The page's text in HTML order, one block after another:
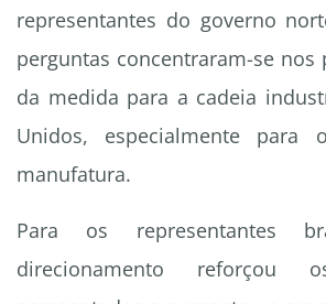
representantes do governo
perguntas concentraram-se nos
da medida para a cadeia
Unidos, especialmente para
manufatura.
Para os representantes
direcionamento reforçou